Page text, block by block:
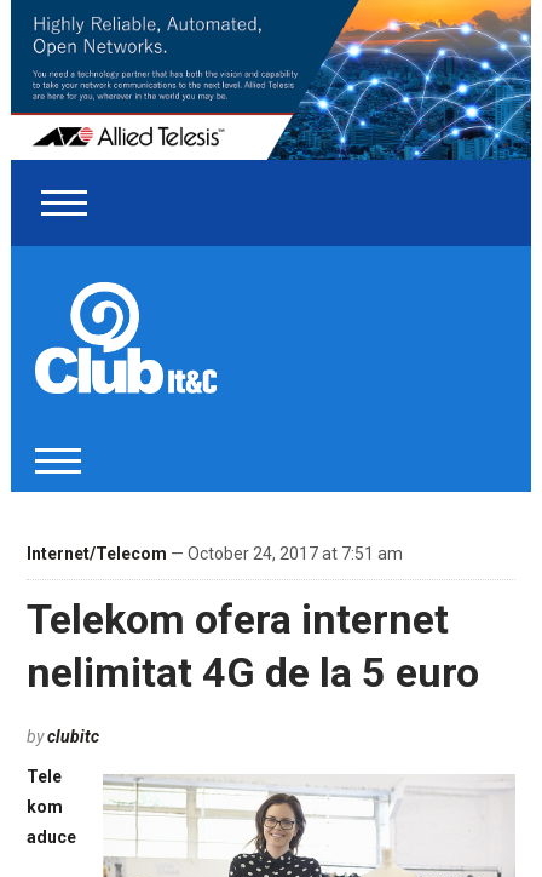
Internet/Telecom — October 24, 2017 at 7:51 am
Telekom ofera internet
nelimitat 4G de la 5 euro
byclubitc
Tele
kom
aduce